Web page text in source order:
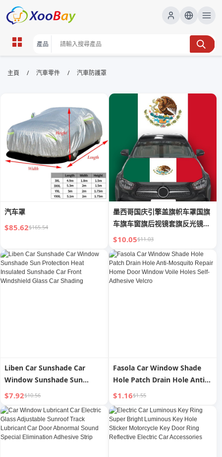
汽車防護罩 | XOOBAY B2B/B2C
汽車防護罩,車身保護,防雨防塵罩, wholesale 汽車防護
罩, XOOBAY
本頁介紹高品質汽車防護罩，適用各類車型，提供防雨防塵、抗刮、耐用
材質與密合設計，室內外皆可使用，能有效保護車漆與內裝，延長車輛使
用壽命。
主頁 / 汽車零件 / 汽車防護罩
汽车罩
$85.62$165.54
墨西哥国庆引擎盖旗帜车罩国旗
车旗车窗旗后视镜套旗反光镜车
罩旗
$10.05$11.03
Liben Car Sunshade Car
Window Sunshade Sun
Protection Heat Insulated
Sunshade Car Front
Windshield Glass Car
Shading
$7.92$10.56
Fasola Car Window Shade
Hole Patch Drain Hole Anti-
Mosquito Repair Home Door
Window Voile Holes Self-
Adhesive Velcro
$1.16$1.55